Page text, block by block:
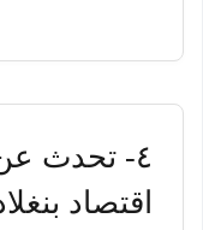
٤- تحدث
اقتصاد